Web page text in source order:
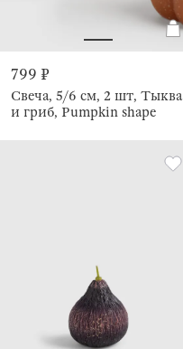
799 ₽
Свеча, 5/6 см, 2 шт, Тыква
и гриб, Pumpkin shape